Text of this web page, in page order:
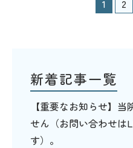
1 2
新着記事一覧
【重要なお知らせ】
せん（お問い合わせは
す）。